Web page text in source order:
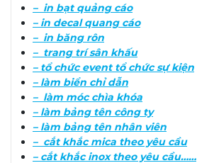
– in bạt quảng cáo
– in decal quang cáo
– in băng rôn
– trang trí sân khấu
– tổ chức event tổ chức sự kiện
– làm biển chỉ dẫn
– làm móc chìa khóa
– làm bảng tên công ty
– làm bảng tên nhân viên
– cắt khắc mica theo yêu cầu
– cắt khắc inox theo yêu cầu……